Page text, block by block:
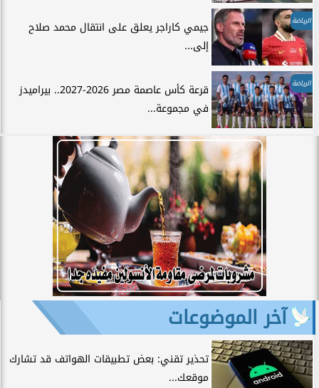
الرياضة
جيمي كاراجر يعلق على انتقال محمد صلاح
إلى...
الرياضة
قرعة كأس عاصمة مصر 2026-2027.. بيراميدز
في مجموعة...
آخر الموضوعات
تحذير تقني: بعض تطبيقات الهواتف قد تشارك
موقعك...